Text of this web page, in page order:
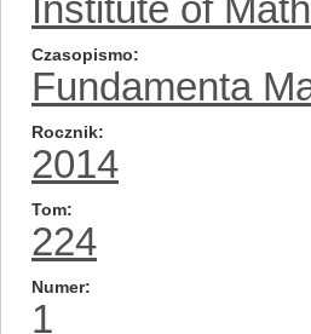
Institute of
Czasopismo
Fundamenta
Rocznik
2014
Tom
224
Numer
1